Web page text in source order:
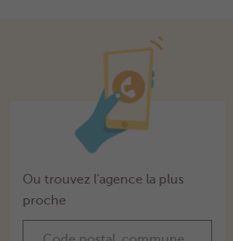
Ou trouvez l'agence la plus
proche